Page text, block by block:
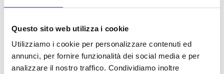
Questo sito web utilizza i cookie
Utilizziamo i cookie per personalizzare contenuti ed
annunci, per fornire funzionalità dei social media e per
analizzare il nostro traffico. Condividiamo inoltre
Add to cart
100% original product guaranteed